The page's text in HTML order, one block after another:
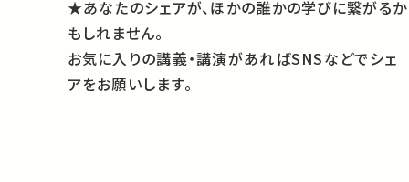
★あなたのシェアが、ほかの誰かの学びに繋がるか
もしれません。
お気に入りの講義・講演があればSNSなどでシェ
アをお願いします。